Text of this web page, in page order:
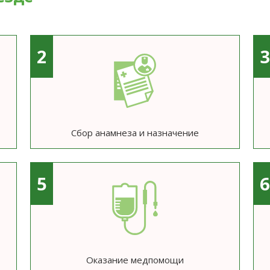
2
Сбор анамнеза и назначение
3
5
Оказание медпомощи
6